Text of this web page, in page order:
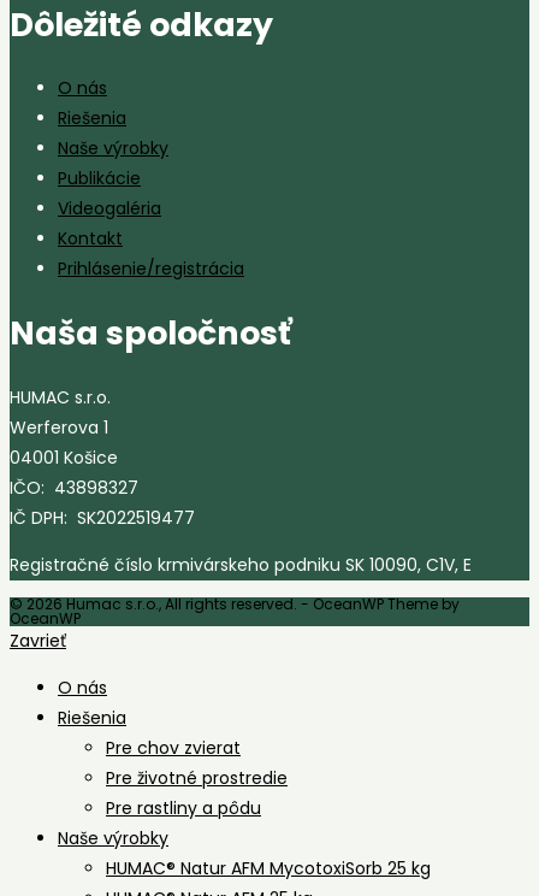
Dôležité odkazy
O nás
Riešenia
Naše výrobky
Publikácie
Videogaléria
Kontakt
Prihlásenie/registrácia
Naša spoločnosť
HUMAC s.r.o.
Werferova 1
04001 Košice
IČO: 43898327
IČ DPH: SK2022519477
Registračné číslo krmivárskeho podniku SK 10090, C1V, E
© 2026 Humac s.r.o., All rights reserved. - OceanWP Theme by
OceanWP
Zavrieť
O nás
Riešenia
Pre chov zvierat
Pre životné prostredie
Pre rastliny a pôdu
Naše výrobky
HUMAC® Natur AFM MycotoxiSorb 25 kg